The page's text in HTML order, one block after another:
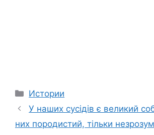
Categories
Истории
У наших сусідів є великий
них породистий, тільки